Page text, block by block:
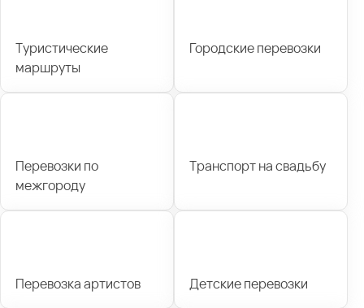
Туристические
маршруты
Городские перевозки
Перевозки по
межгороду
Транспорт на свадьбу
Перевозка артистов Детские перевозки